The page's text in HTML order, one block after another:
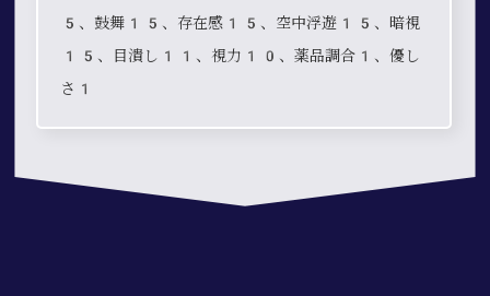
5、鼓舞15、存在感15、空中浮遊15、暗視
15、目潰し11、視力10、薬品調合1、優し
さ1